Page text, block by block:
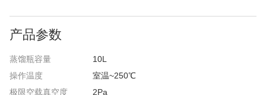
产品参数
蒸馏瓶容量
10L
操作温度
室温~250℃
极限空载真空度
2Pa